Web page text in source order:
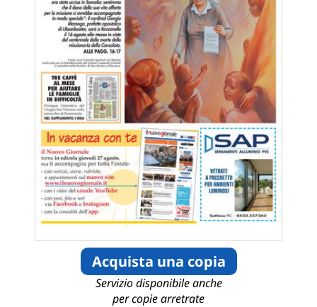
Acquista una copia
Servizio disponibile anche
per copie arretrate